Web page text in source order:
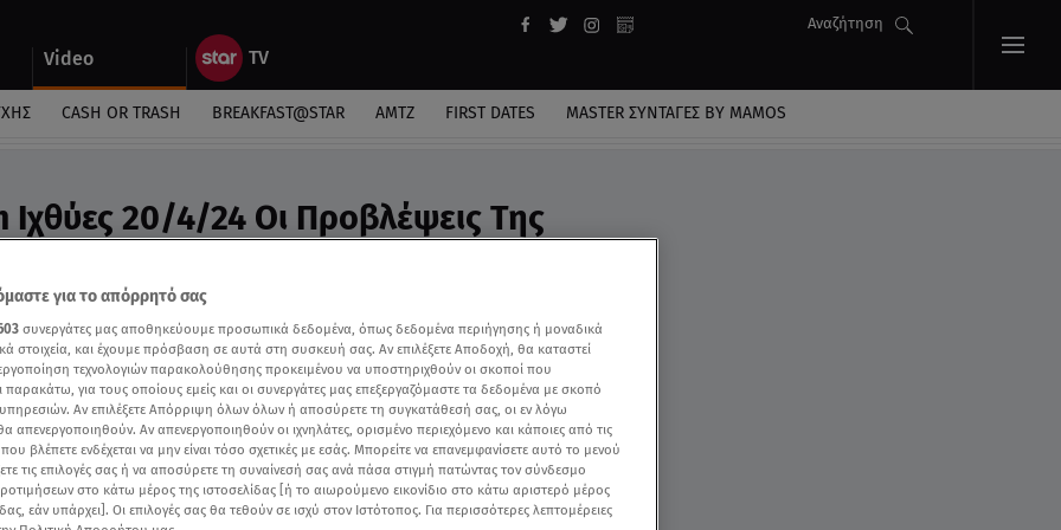
Video
Αναζήτηση
CASH OR TRASH BREAKFAST@STAR ΑΜΤΖ FIRST DATES MASTER ΣΥΝΤΑΓΈΣ BY MAMOS
Ιχθύες 20/4/24 Οι Προβλέψεις Της
- Video
της Άσης Μπήλιου στην εκπομπή της
για το απόρρητό σας
συνεργάτες μας αποθηκεύουμε προσωπικά δεδομένα, όπως δεδομένα περιήγησης ή μοναδικά
στοιχεία, και έχουμε πρόσβαση σε αυτά στη συσκευή σας. Αν επιλέξετε Αποδοχή, θα καταστεί
τεχνολογιών παρακολούθησης προκειμένου να υποστηριχθούν οι σκοποί που
παρακάτω, για τους οποίους εμείς και οι συνεργάτες μας επεξεργαζόμαστε τα δεδομένα με σκοπό
Αν επιλέξετε Απόρριψη όλων όλων ή αποσύρετε τη συγκατάθεσή σας, οι εν λόγω
απενεργοποιηθούν. Αν απενεργοποιηθούν οι ιχνηλάτες, ορισμένο περιεχόμενο και κάποιες από τις
βλέπετε ενδέχεται να μην είναι τόσο σχετικές με εσάς. Μπορείτε να επανεμφανίσετε αυτό το μενού
τις επιλογές σας ή να αποσύρετε τη συναίνεσή σας ανά πάσα στιγμή πατώντας τον σύνδεσμο
στο κάτω μέρος της ιστοσελίδας [ή το αιωρούμενο εικονίδιο στο κάτω αριστερό μέρος
εάν υπάρχει]. Οι επιλογές σας θα τεθούν σε ισχύ στον Ιστότοπος. Για περισσότερες λεπτομέρειες